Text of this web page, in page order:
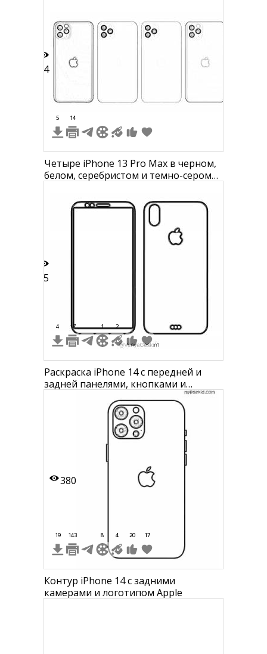
24
5 14
Четыре iPhone 13 Pro Max в черном,
белом, серебристом и темно-сером
35
4 17 1 2
Раскраска iPhone 14 с передней и
задней панелями, кнопками и
380
19 143 8 4 20 17
Контур iPhone 14 с задними
камерами и логотипом Apple